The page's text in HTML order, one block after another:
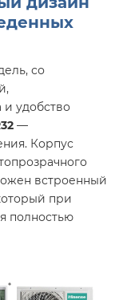
со
удобство
—
Корпус
встроенный
при
полностью